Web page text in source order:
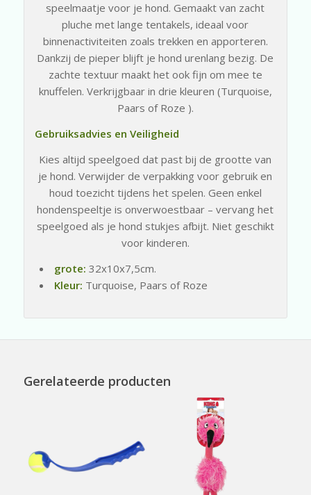
speelmaatje voor je hond. Gemaakt van zacht
pluche met lange tentakels, ideaal voor
binnenactiviteiten zoals trekken en apporteren.
Dankzij de pieper blijft je hond urenlang bezig. De
zachte textuur maakt het ook fijn om mee te
knuffelen. Verkrijgbaar in drie kleuren (Turquoise,
Paars of Roze ).
Gebruiksadvies en Veiligheid
Kies altijd speelgoed dat past bij de grootte van
je hond. Verwijder de verpakking voor gebruik en
houd toezicht tijdens het spelen. Geen enkel
hondenspeeltje is onverwoestbaar – vervang het
speelgoed als je hond stukjes afbijt. Niet geschikt
voor kinderen.
grote: 32x10x7,5cm.
Kleur: Turquoise, Paars of Roze
Gerelateerde producten